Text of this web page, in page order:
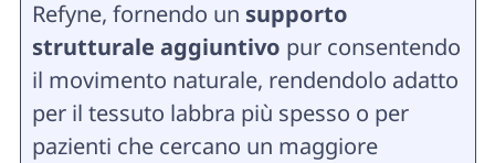
Refyne, fornendo un supporto
strutturale aggiuntivo pur consentendo
il movimento naturale, rendendolo adatto
per il tessuto labbra più spesso o per
pazienti che cercano un maggiore